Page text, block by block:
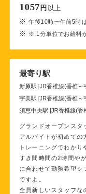
1057 円 以上
※午後10時〜午前5時
※ ※ 1分単位でお給料
最寄り駅
新原駅 [JR香椎線(香椎～
宇美駅 [JR香椎線(香椎～
須恵中央駅 [JR香椎線(香
グランドオープンスタ
アルバイトが初めての
トレーニングでわかり
すき間時間の2時間や
に合わせて勤務希望シ
ですよ。
全員新しいスタッフな